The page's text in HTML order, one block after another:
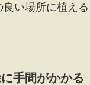
良い場所に植え
手間がかかる